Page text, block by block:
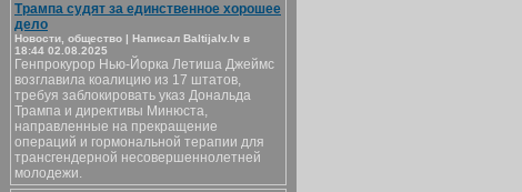
Трампа судят за единственное хорошее
дело
Новости, общество | Написал Baltijalv.lv в
18:44 02.08.2025
Генпрокурор Нью-Йорка Летиша Джеймс
возглавила коалицию из 17 штатов,
требуя заблокировать указ Дональда
Трампа и директивы Минюста,
направленные на прекращение
операций и гормональной терапии для
трансгендерной несовершеннолетней
молодежи.